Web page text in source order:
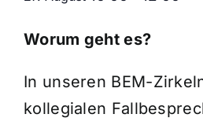
Worum geht es?
In unseren BEM-
kollegialen